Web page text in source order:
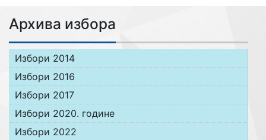
Архива избора
Избори 2014
Избори 2016
Избори 2017
Избори 2020. године
Избори 2022